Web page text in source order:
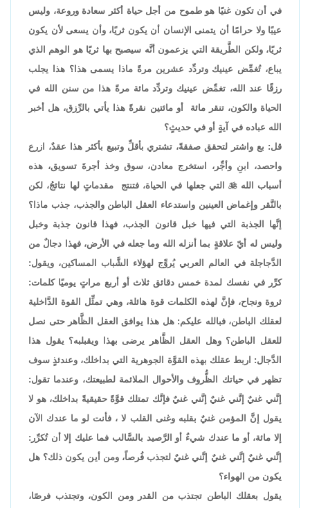
في أن تكون غنيًا هو طموح من أجل حياة أكثر سعادة وروعة، وليس
عيبًا ولا حرامًا أن يتمنى الإنسان أن يكون ثريًا، وأن يسعى لأن يكون
ثريًا، ولكن الطَّريقة التي يزعمون أنَّه سيصبح بها ثريًا هو الوهم الذي
يباع، تُغمِّض عينيك وتردِّد عشرين مرةً ماذا يسمى هذا؟ هذا يجلب
رزقًا عند الله، تغمِّض عينيك وتردِّد مائة مرةً هذا من سنن الله في
الحياة والكون، تنقر مائة أو مائتين نقرةً هذا يأتي بالرِّزق، هل أخبر
الله عباده في آيةٍ أو في حديثٍ؟
قل: بع واشتر لتحقق صفقةً، تشتري بأقلِّ وتبيع بأكثر هذا عقدٌ، ازرع
واحصد، ابنِ وأجِّر، استخرج معادن، سوق وخذ أجرةَ تسويق، هذه
أسباب اللهالتي جعلها في الحياة، فتنتج مقدماتٍ لها نتائجُ، لكن
بالنَّقر وإغماض العينين واستدعاء العقل الباطن والجذب، جذب ماذا؟
إنَّها الجذبة التي فيها خبل قانون الجذب، فهذا قانون جذبة وخبل
وليس له أيّ علاقةٍ بما أنزله الله وما جعله في الأرض، فهذا دجالٌ من
الدَّجاجلة في العالم العربي يُروِّج لهؤلاء الشَّباب المساكين، ويقول:
كرِّر في نفسك لمدة خمس دقائق ثلاث أو أربع مراتٍ يوميًا كلمات:
ثروة ونجاح، فإنَّ لهذه الكلمات قوة هائلة، وهي تمثِّل القوة الدَّاخلية
لعقلك الباطن، فبالله عليكم: هل هذا يوافق العقل الظَّاهر حتى نصل
للعقل الباطن؟ وهل العقل الظَّاهر يرضى بهذا ويقبلبه؟ يقول هذا
الدَّجال: اربط عقلك بهذه القوَّة الجوهرية التي بداخلك، وعندئذٍ سوف
تظهر في حياتك الظُّروف والأحوال الملائمة لطبيعتك، وعندما تقول:
إنَّني غنيٌ إنَّني غنيٌ إنَّني غنيٌ فإنَّك تمتلك قوَّةً حقيقيةً بداخلك، هو لا
يقول إنَّ المؤمن غنيٌ بقلبه وغنى القلب لا ، فأنت لو ما عندك الآن
إلا مائة، أو ما عندك شيءٌ أو الرَّصيد بالسَّالب فما عليك إلا أن تُكرِّر:
إنَّني غنيٌ إنَّني غنيٌ إنَّني غنيٌ لتجذب فُرصاً، ومن أين يكون ذلك؟ هل
يكون من الهواء؟
يقول بعقلك الباطن تجتذب من القدر ومن الكون، وتجتذب فرصًا،